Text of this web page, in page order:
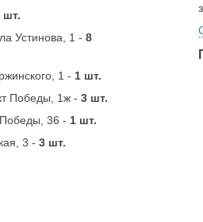
шт.
Устинова, 1 -8
1 - 1 шт.
кт Победы, 1ж -3 шт.
Победы, 36 - 1 шт.
3 -3 шт.